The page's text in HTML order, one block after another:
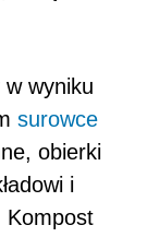
wyniku
surowce
obierki
i
Kompost